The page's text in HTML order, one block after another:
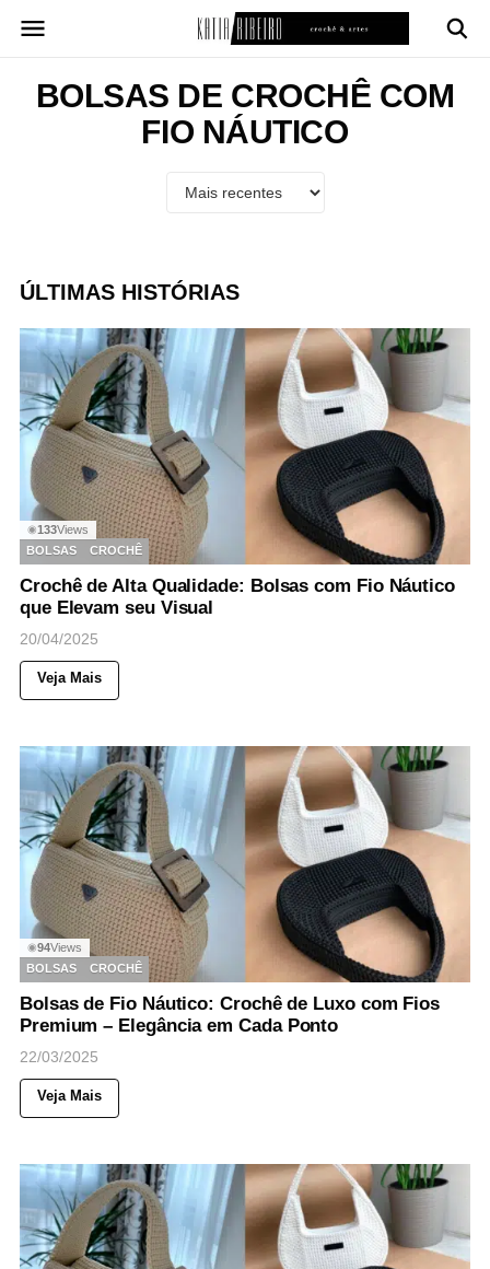
para
conteúdoBOLSAS DE CROCHÊ COM
FIO NÁUTICO
ÚLTIMAS HISTÓRIAS
◉133Views
BOLSAS
CROCHÊ
Crochê de Alta Qualidade: Bolsas com Fio Náutico
que Elevam seu Visual
20/04/2025
Veja Mais
◉94Views
BOLSAS
CROCHÊ
Bolsas de Fio Náutico: Crochê de Luxo com Fios
Premium – Elegância em Cada Ponto
22/03/2025
Veja Mais